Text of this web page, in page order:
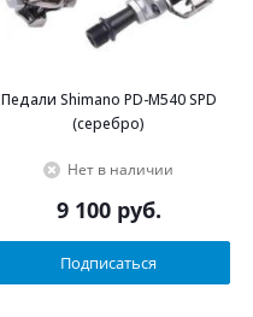
Педали Shimano PD-M540 SPD
(серебро)
Нет в наличии
9 100руб.
Подписаться